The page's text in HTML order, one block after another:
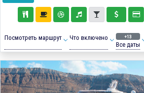
Посмотреть маршрут Что включено +13
Все даты